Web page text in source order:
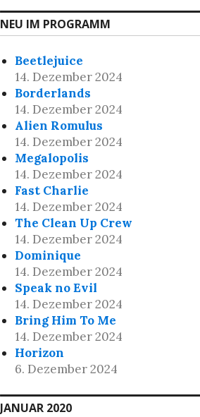
NEU IM PROGRAMM
Beetlejuice
14. Dezember 2024
Borderlands
14. Dezember 2024
Alien Romulus
14. Dezember 2024
Megalopolis
14. Dezember 2024
Fast Charlie
14. Dezember 2024
The Clean Up Crew
14. Dezember 2024
Dominique
14. Dezember 2024
Speak no Evil
14. Dezember 2024
Bring Him To Me
14. Dezember 2024
Horizon
6. Dezember 2024
JANUAR 2020